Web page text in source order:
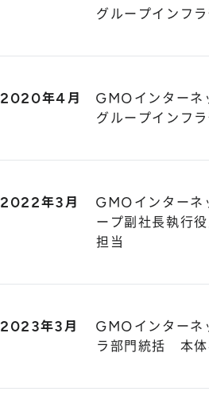
グループインフ
2020年4月
GMOインターネ
グループインフ
2022年3月
GMOインター
ープ副社長執行
担当
2023年3月
GMOインター
ラ部門統括 本